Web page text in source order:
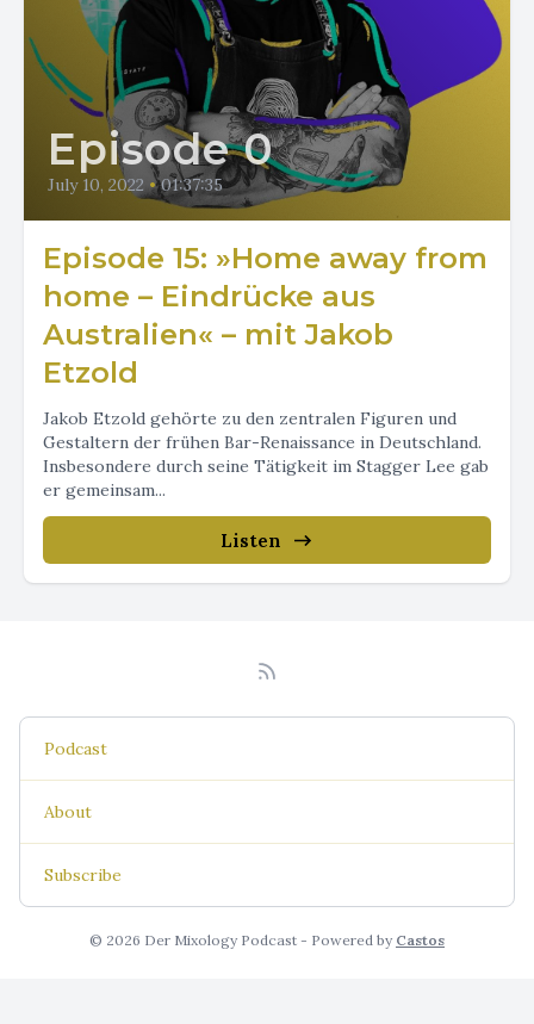
Episode 0
July 10, 2022 • 01:37:35
Episode 15: »Home away from
home – Eindrücke aus
Australien« – mit Jakob
Etzold
Jakob Etzold gehörte zu den zentralen Figuren und
Gestaltern der frühen Bar-Renaissance in Deutschland.
Insbesondere durch seine Tätigkeit im Stagger Lee gab
er gemeinsam...
Listen
Podcast
About
Subscribe
© 2026 Der Mixology Podcast - Powered by Castos